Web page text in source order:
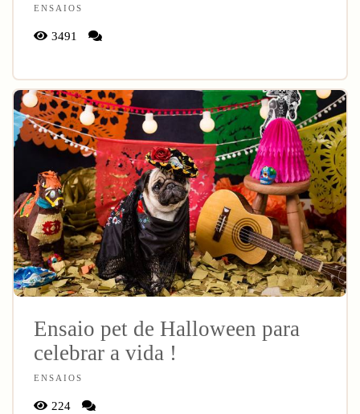
ENSAIOS
3491
Ensaio pet de Halloween para
celebrar a vida !
ENSAIOS
224